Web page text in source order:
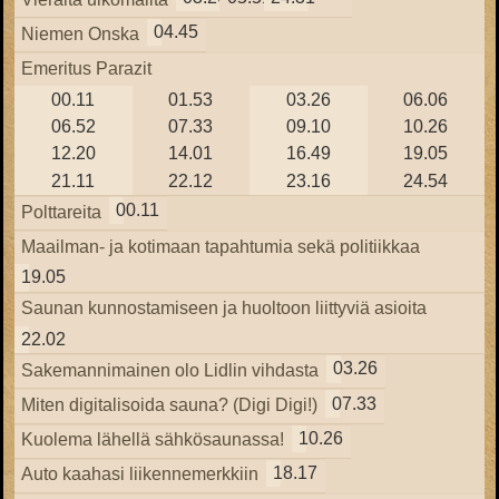
Niemen Onska
04.45
Emeritus Parazit
00.11
01.53 03.26
06.06
06.52
07.33 09.10
10.26
12.20
14.01 16.49
19.05
21.11
22.12 23.16
24.54
Polttareita
00.11
Maailman- ja kotimaan tapahtumia sekä politiikkaa
19.05
Saunan kunnostamiseen ja huoltoon liittyviä asioita
22.02
Sakemannimainen olo Lidlin vihdasta
03.26
Miten digitalisoida sauna? (Digi Digi!)
07.33
Kuolema lähellä sähkösaunassa!
10.26
Auto kaahasi liikennemerkkiin
18.17